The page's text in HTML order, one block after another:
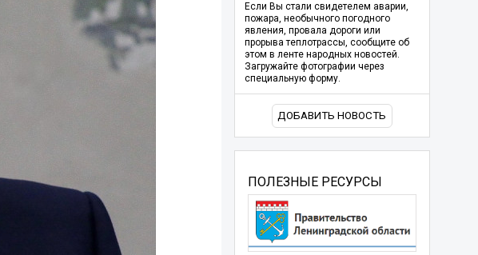
Если Вы стали свидетелем аварии,
пожара, необычного погодного
явления, провала дороги или
прорыва теплотрассы, сообщите об
этом в ленте народных новостей.
Загружайте фотографии через
специальную форму.
ДОБАВИТЬ НОВОСТЬ
ПОЛЕЗНЫЕ РЕСУРСЫ